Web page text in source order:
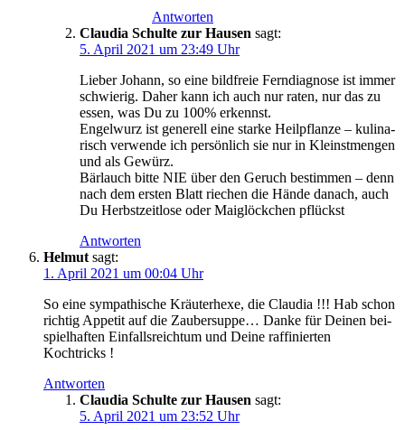
Antworten
Claudia Schulte zur Hausen sagt:
5. April 2021 um 23:49 Uhr
Lie­ber Johann, so eine bild­freie Fern­dia­gno­se ist immer
schwie­rig. Daher kann ich auch nur raten, nur das zu
essen, was Du zu 100% erkennst.
Engel­wurz ist gene­rell eine star­ke Heil­pflan­ze – kuli­na­
risch ver­wen­de ich per­sön­lich sie nur in Kleinst­men­gen
und als Gewürz.
Bär­lauch bit­te NIE über den Geruch bestim­men – denn
nach dem ers­ten Blatt rie­chen die Hän­de danach, auch
Du Herbst­zeit­lo­se oder Mai­glöck­chen pflückst
Antworten
Helmut sagt:
1. April 2021 um 00:04 Uhr
So eine sym­pa­thi­sche Kräu­ter­he­xe, die Clau­dia !!! Hab schon
rich­tig Appe­tit auf die Zau­ber­sup­pe… Dan­ke für Dei­nen bei­
spiel­haf­ten Ein­falls­reich­tum und Dei­ne raf­fi­nier­ten
Kochtricks !
Antworten
Claudia Schulte zur Hausen sagt:
5. April 2021 um 23:52 Uhr